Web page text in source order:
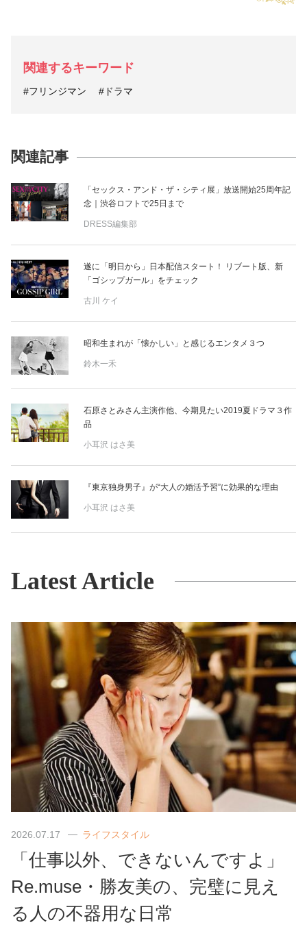
関連するキーワード
#フリンジマン #ドラマ
関連記事
「セックス・アンド・ザ・シティ展」放送開始25周年記
念｜渋谷ロフトで25日まで
DRESS編集部
遂に「明日から」日本配信スタート！ リブート版、新
「ゴシップガール」をチェック
古川 ケイ
昭和生まれが「懐かしい」と感じるエンタメ３つ
鈴木一禾
石原さとみさん主演作他、今期見たい2019夏ドラマ３作
品
小耳沢 はさ美
『東京独身男子』が“大人の婚活予習”に効果的な理由
小耳沢 はさ美
Latest Article
2026.07.17 ライフスタイル
「仕事以外、できないんですよ」
Re.muse・勝友美の、完璧に見え
る人の不器用な日常